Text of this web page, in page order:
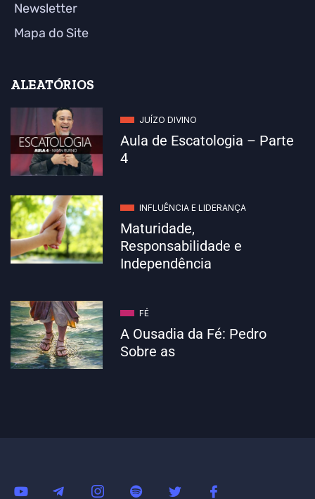
Newsletter
Mapa do Site
ALEATÓRIOS
JUÍZO DIVINO
Aula de Escatologia – Parte
4
INFLUÊNCIA E LIDERANÇA
Maturidade,
Responsabilidade e
Independência
FÉ
A Ousadia da Fé: Pedro
Sobre as